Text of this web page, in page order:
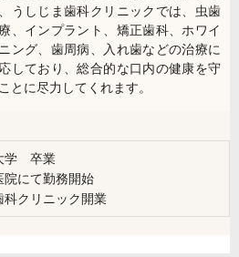
うしじま歯科クリニックでは、虫歯
、インプラント、矯正歯科、ホワイ
ニング、歯周病、入れ歯などの治療に
しており、総合的な口内の健康を守
とに尽力してくれます。
学 卒業
にて勤務開始
クリニック開業